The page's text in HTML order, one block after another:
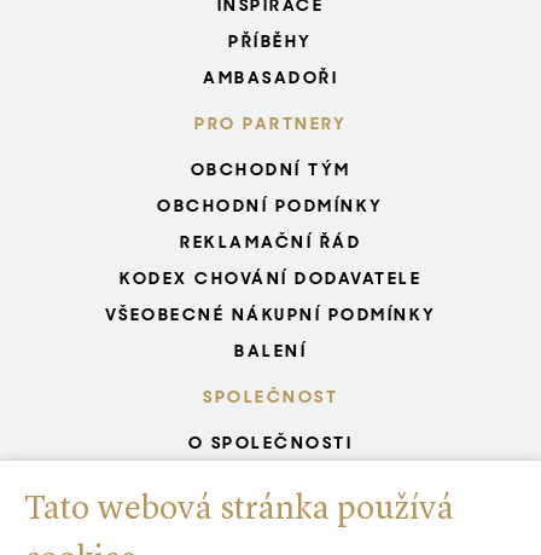
INSPIRACE
PŘÍBĚHY
AMBASADOŘI
PRO PARTNERY
OBCHODNÍ TÝM
OBCHODNÍ PODMÍNKY
REKLAMAČNÍ ŘÁD
KODEX CHOVÁNÍ DODAVATELE
VŠEOBECNÉ NÁKUPNÍ PODMÍNKY
BALENÍ
SPOLEČNOST
O SPOLEČNOSTI
ZELENÁ SPOLEČNOST
Tato webová stránka používá